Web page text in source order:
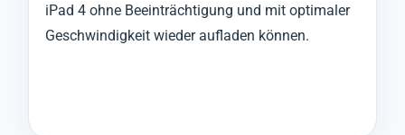
iPad 4 ohne Beeinträchtigung und mit optimaler
Geschwindigkeit wieder aufladen können.